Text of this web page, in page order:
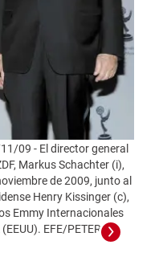
09 - El director general
Markus Schachter (i),
de 2009, junto al
Henry Kissinger (c),
Emmy Internacionales
EFE/PETER